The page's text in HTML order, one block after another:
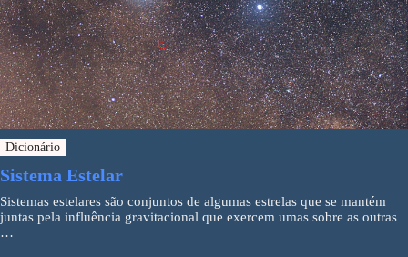
Dicionário
Sistema Estelar
Sistemas estelares são conjuntos de algumas estrelas que se mantém
juntas pela influência gravitacional que exercem umas sobre as outras
…